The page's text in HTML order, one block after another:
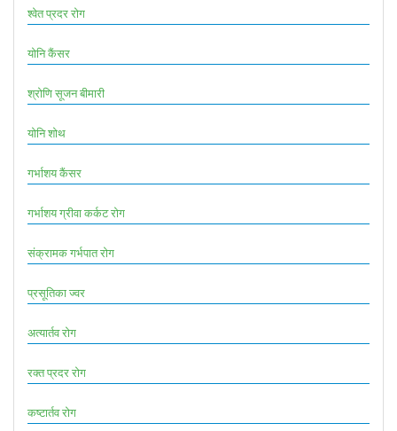
श्वेत प्रदर रोग
योनि कैंसर
श्रोणि सूजन बीमारी
योनि शोथ
गर्भाशय कैंसर
गर्भाशय ग्रीवा कर्कट रोग
संक्रामक गर्भपात रोग
प्रसूतिका ज्वर
अत्यार्तव रोग
रक्त प्रदर रोग
कष्टार्तव रोग